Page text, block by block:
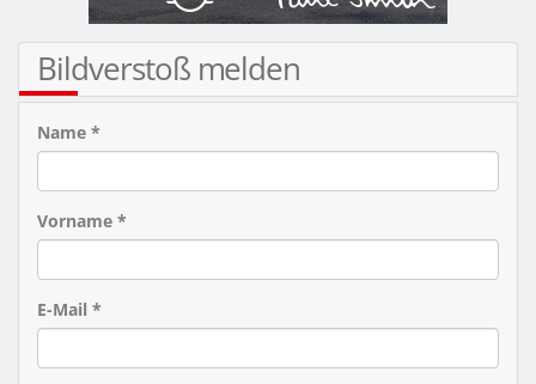
Bildverstoß melden
Name *
Vorname *
E-Mail *